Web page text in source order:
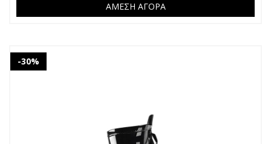
ΑΜΕΣΗ ΑΓΟΡΑ
-30%